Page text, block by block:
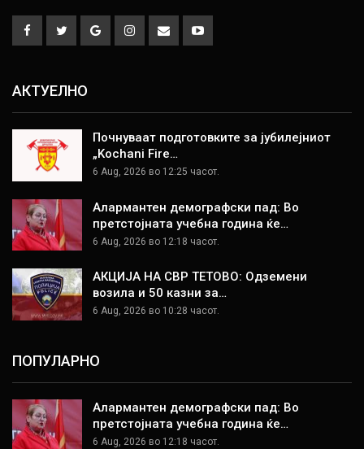
АКТУЕЛНО
Почнуваат подготовките за јубилејниот
„Kochani Fire…
6 Aug, 2026 во 12:25 часот.
Алармантен демографски пад: Во
претстојната учебна година ќе…
6 Aug, 2026 во 12:18 часот.
АКЦИЈА НА СВР ТЕТОВО: Одземени
возила и 50 казни за…
6 Aug, 2026 во 10:28 часот.
ПОПУЛАРНО
Алармантен демографски пад: Во
претстојната учебна година ќе…
6 Aug, 2026 во 12:18 часот.